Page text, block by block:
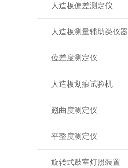
人造板偏差测定仪
人造板测量辅助类仪器
位差度测定仪
人造板划痕试验机
翘曲度测定仪
平整度测定仪
旋转式鼓室灯照装置